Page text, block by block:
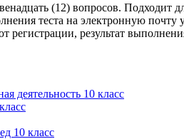
(12) вопросов.
теста на электронную
регистрации, результат
деятельность 10 класс
10 класс